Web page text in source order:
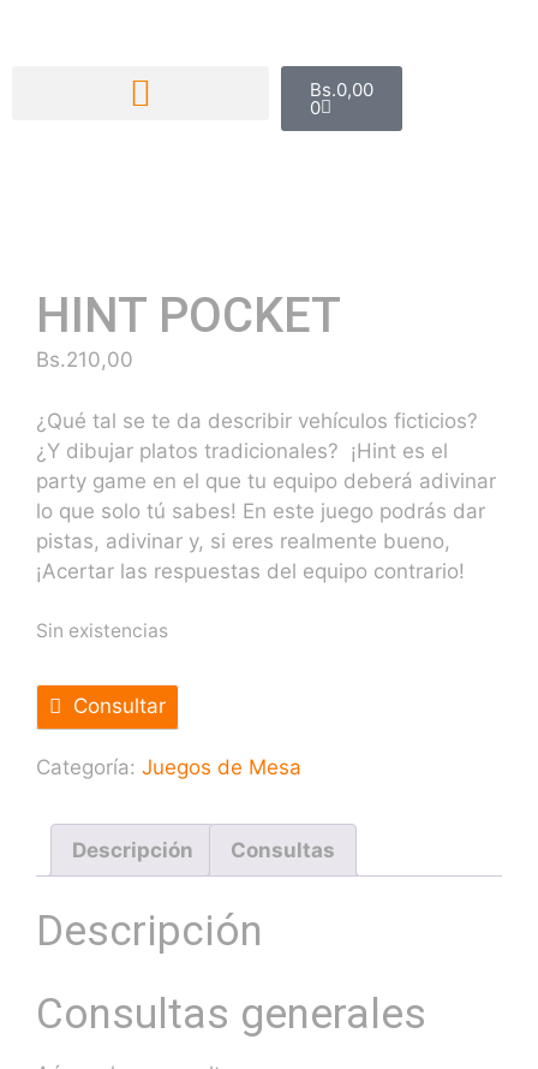
Bs.0,00
0
HINT POCKET
Bs.210,00
¿Qué tal se te da describir vehículos ficticios?
¿Y dibujar platos tradicionales? ¡Hint es el
party game en el que tu equipo deberá adivinar
lo que solo tú sabes! En este juego podrás dar
pistas, adivinar y, si eres realmente bueno,
¡Acertar las respuestas del equipo contrario!
Sin existencias
Consultar
Categoría: Juegos de Mesa
Descripción Consultas
Descripción
Consultas generales